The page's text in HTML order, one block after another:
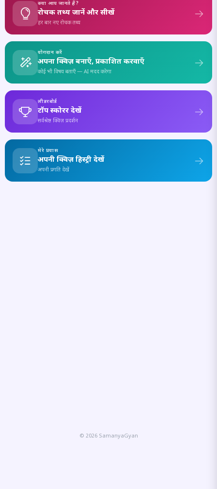
क्या आप जानते हैं?
रोचक तथ्य जानें और सीखें
हर बार नए रोचक तथ्य
योगदान करें
अपना क्विज़ बनाएँ, प्रकाशित करवाएँ
कोई भी विषय बताएँ — AI मदद करेगा
लीडरबोर्ड
टॉप स्कोरर देखें
सर्वश्रेष्ठ क्विज़ प्रदर्शन
मेरे प्रयास
अपनी क्विज़ हिस्ट्री देखें
अपनी प्रगति देखें
© 2026 SamanyaGyan